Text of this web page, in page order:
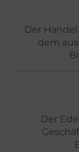
Der
dem
Der